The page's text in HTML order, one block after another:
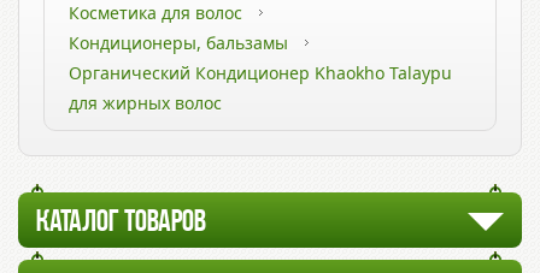
Косметика для волос
Кондиционеры, бальзамы
Органический Кондиционер Khaokho Talaypu
для жирных волос
КАТАЛОГ ТОВАРОВ